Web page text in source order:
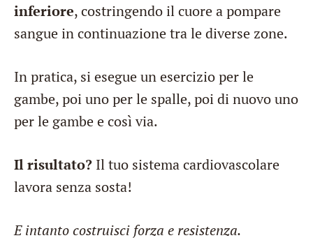
inferiore, costringendo il cuore a pompare
sangue in continuazione tra le diverse zone.
In pratica, si esegue un esercizio per le
gambe, poi uno per le spalle, poi di nuovo uno
per le gambe e così via.
Il risultato? Il tuo sistema cardiovascolare
lavora senza sosta!
E intanto costruisci forza e resistenza.